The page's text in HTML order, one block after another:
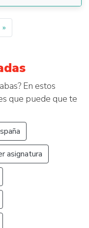
»
En estos
que puede que te
asignatura